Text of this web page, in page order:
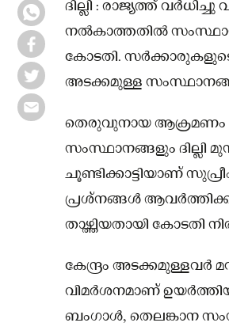
ദില്ലി : രാജ്യത്ത്
നൽകാത്തതിൽ
കോടതി.
അടക്കമുള്ള
തെരുവുനായ ആക്രമണം
സംസ്ഥാനങ്ങളും ദില്ലി
ചൂണ്ടിക്കാട്ടിയാണ്
പ്രശ്നങ്ങൾ
താഴ്ത്തിയതായി കോടതി
കേന്ദ്രം അടക്കമുള്ളവർ
വിമർശനമാണ്
ബംഗാൾ, തെലങ്കാന